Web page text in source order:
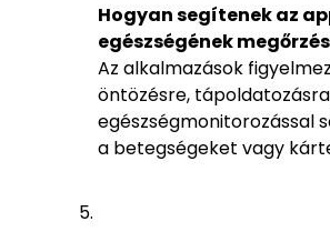
Hogyan segítenek az
egészségének
Az alkalmazások
öntözésre,
egészségmonitorozással
a betegségeket vagy